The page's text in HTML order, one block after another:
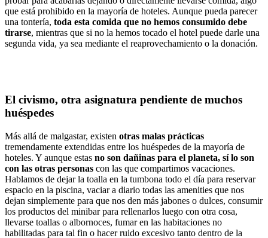
que está prohibido en la mayoría de hoteles. Aunque pueda parecer
una tontería, toda esta comida que no hemos consumido debe
tirarse, mientras que si no la hemos tocado el hotel puede darle una
segunda vida, ya sea mediante el reaprovechamiento o la donación.
El civismo, otra asignatura pendiente de muchos
huéspedes
Más allá de malgastar, existen otras malas prácticas
tremendamente extendidas entre los huéspedes de la mayoría de
hoteles. Y aunque estas no son dañinas para el planeta, sí lo son
con las otras personas con las que compartimos vacaciones.
Hablamos de dejar la toalla en la tumbona todo el día para reservar
espacio en la piscina, vaciar a diario todas las amenities que nos
dejan simplemente para que nos den más jabones o dulces, consumir
los productos del minibar para rellenarlos luego con otra cosa,
llevarse toallas o albornoces, fumar en las habitaciones no
habilitadas para tal fin o hacer ruido excesivo tanto dentro de la